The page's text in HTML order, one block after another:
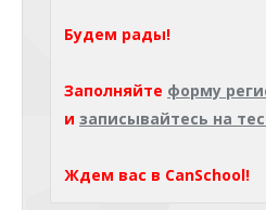
Будем рады!
Заполняйте форму
и записывайтесь на
Ждем вас в CanSchool!